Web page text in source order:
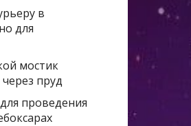
в
для
мостик
пруд
проведения